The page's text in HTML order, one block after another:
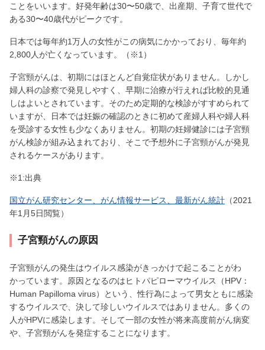
ことをいいます。好発年齢は30〜50歳で、出産期、子育て世代で
ある30〜40歳代がピークです。
日本では毎年約1万人の女性がこの病気にかかっており、毎年約
2,800人が亡くなっています。（※1）
子宮頸がんは、初期にはほとんど自覚症状がありません。しかし
婦人科の診察で発見しやすく、早期に治療が行えれば比較的見通
しはよいとされています。そのため定期的な検診がすすめられて
いますが、日本では妊娠の確認のときに初めて産婦人科や婦人科
を受診する女性も少なくありません。初期の妊婦健診には子宮頸
がん検診が組み込まれており、そこで予想外に子宮頸がんが発見
されるケースがあります。
※1:出典
国立がん研究センター、がん情報サービス、最新がん統計 （2021
年1月5日閲覧）
子宮頸がんの原因
子宮頸がんの発生はウイルス感染がきっかけで起こることがわ
かっています。原因となるのはヒトパピローマウイルス（HPV：
Human Papilloma virus）という、性行為によって男女ともに感染
するウイルスで、決して珍しいウイルスではありません。多くの
人がHPVに感染します。そして一部の女性が将来高度前がん病変
や、子宮頸がんを発症することになります。